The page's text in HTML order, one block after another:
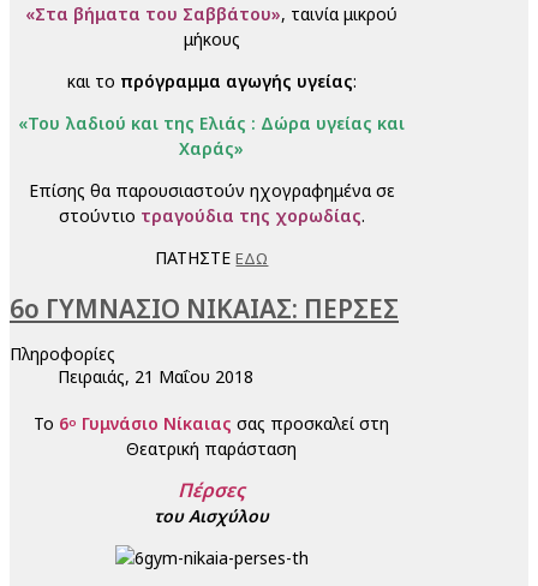
«Στα βήματα του Σαββάτου», ταινία μικρού
μήκους
και το πρόγραμμα αγωγής υγείας:
«Του λαδιού και της Ελιάς : Δώρα υγείας και
Χαράς»
Επίσης θα παρουσιαστούν ηχογραφημένα σε
στούντιο τραγούδια της χορωδίας.
ΠΑΤΗΣΤΕΕΔΩ
6ο ΓΥΜΝΑΣΙΟ ΝΙΚΑΙΑΣ: ΠΕΡΣΕΣ
Πληροφορίες
Πειραιάς, 21 Μαΐου 2018
Το 6ο Γυμνάσιο Νίκαιας σας προσκαλεί στη
Θεατρική παράσταση
Πέρσες
του Αισχύλου